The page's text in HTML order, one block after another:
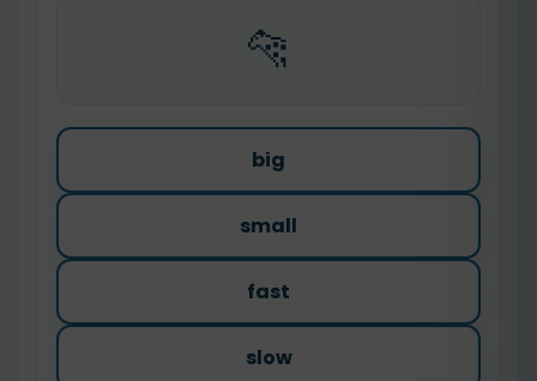
🐆
big
small
fast
slow